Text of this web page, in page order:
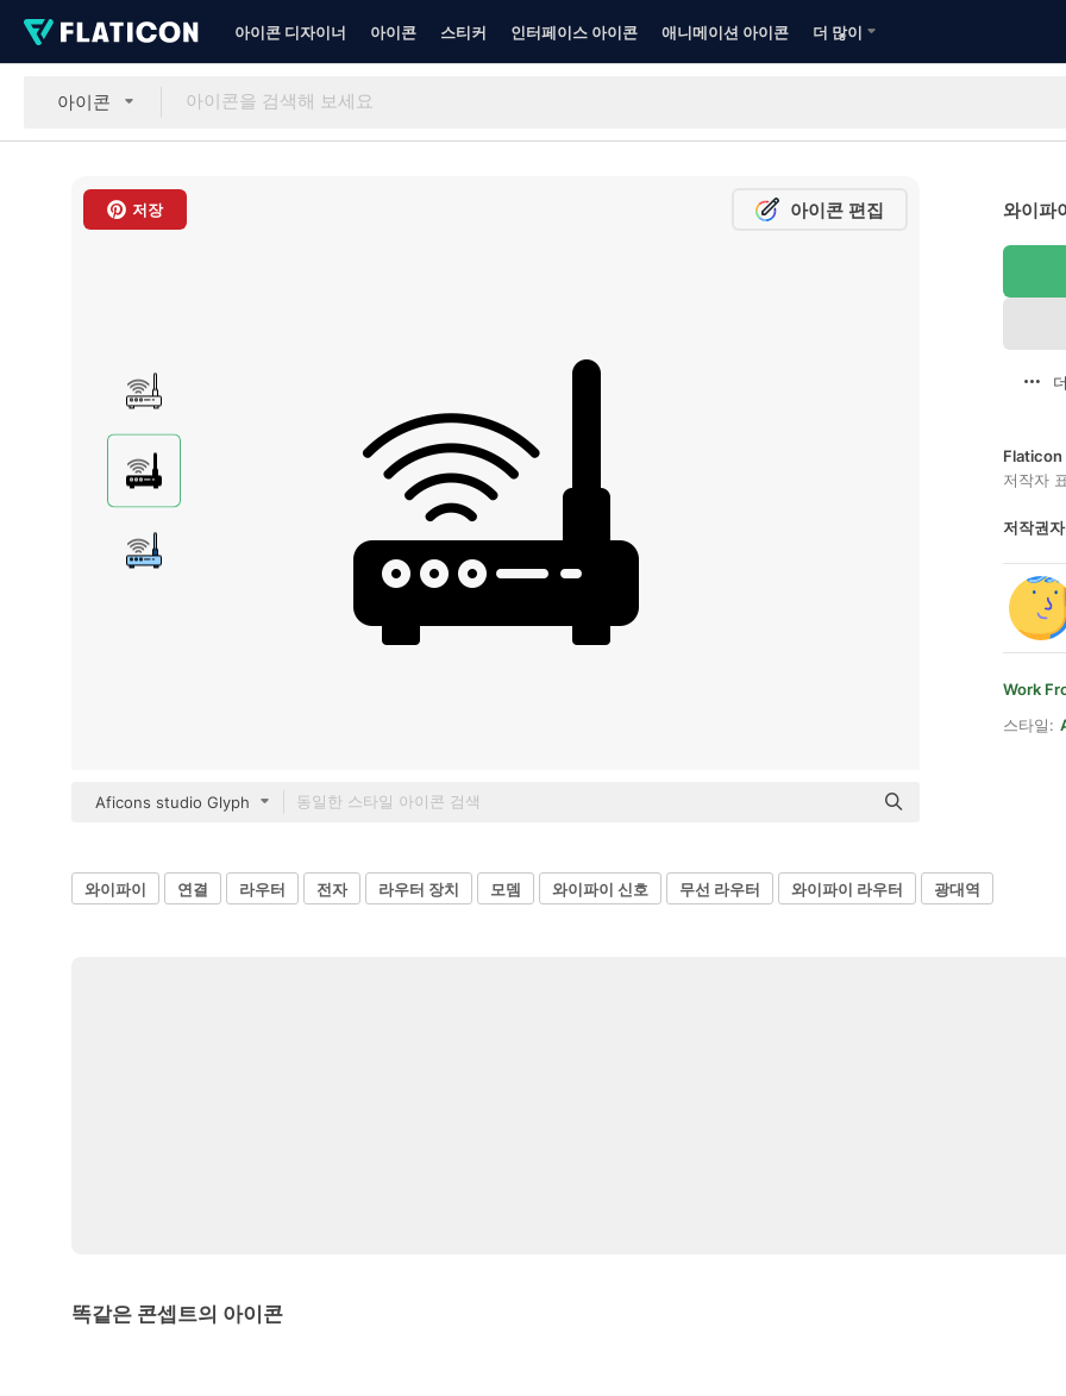
아이콘 디자이너 아이콘 스티커 인터페이스 아이콘 애니메이션 아이콘 더 많이
아이콘
저장 아이콘 편집
Aficons studio Glyph
와이파
Flaticon
저작자
저작권
Work
스타일:
와이파이 연결 라우터 전자 라우터 장치 모뎀 와이파이 신호 무선 라우터 와이파이 라우터 광대역
똑같은 콘셉트의 아이콘